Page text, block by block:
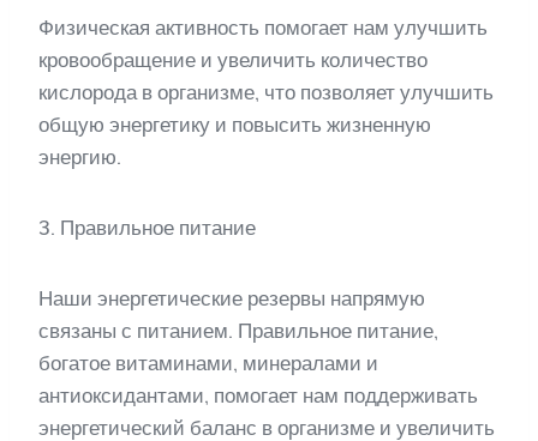
Физическая активность помогает нам улучшить
кровообращение и увеличить количество
кислорода в организме, что позволяет улучшить
общую энергетику и повысить жизненную
энергию.
3. Правильное питание
Наши энергетические резервы напрямую
связаны с питанием. Правильное питание,
богатое витаминами, минералами и
антиоксидантами, помогает нам поддерживать
энергетический баланс в организме и увеличить